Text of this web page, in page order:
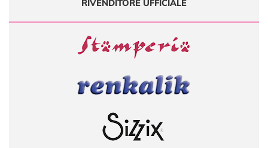
RIVENDITORE UFFICIALE